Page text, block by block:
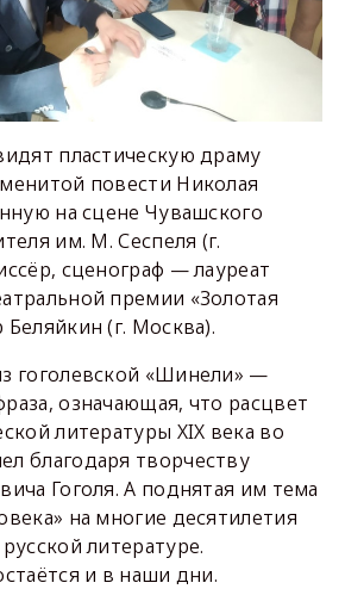
пластическую драму
повести Николая
на сцене Чувашского
им. М. Сеспеля (г.
сценограф — лауреат
премии «Золотая
(г. Москва).
гоголевской «Шинели» —
означающая, что расцвет
литературы XIX века во
благодаря творчеству
Гоголя. А поднятая им тема
на многие десятилетия
литературе.
и в наши дни.